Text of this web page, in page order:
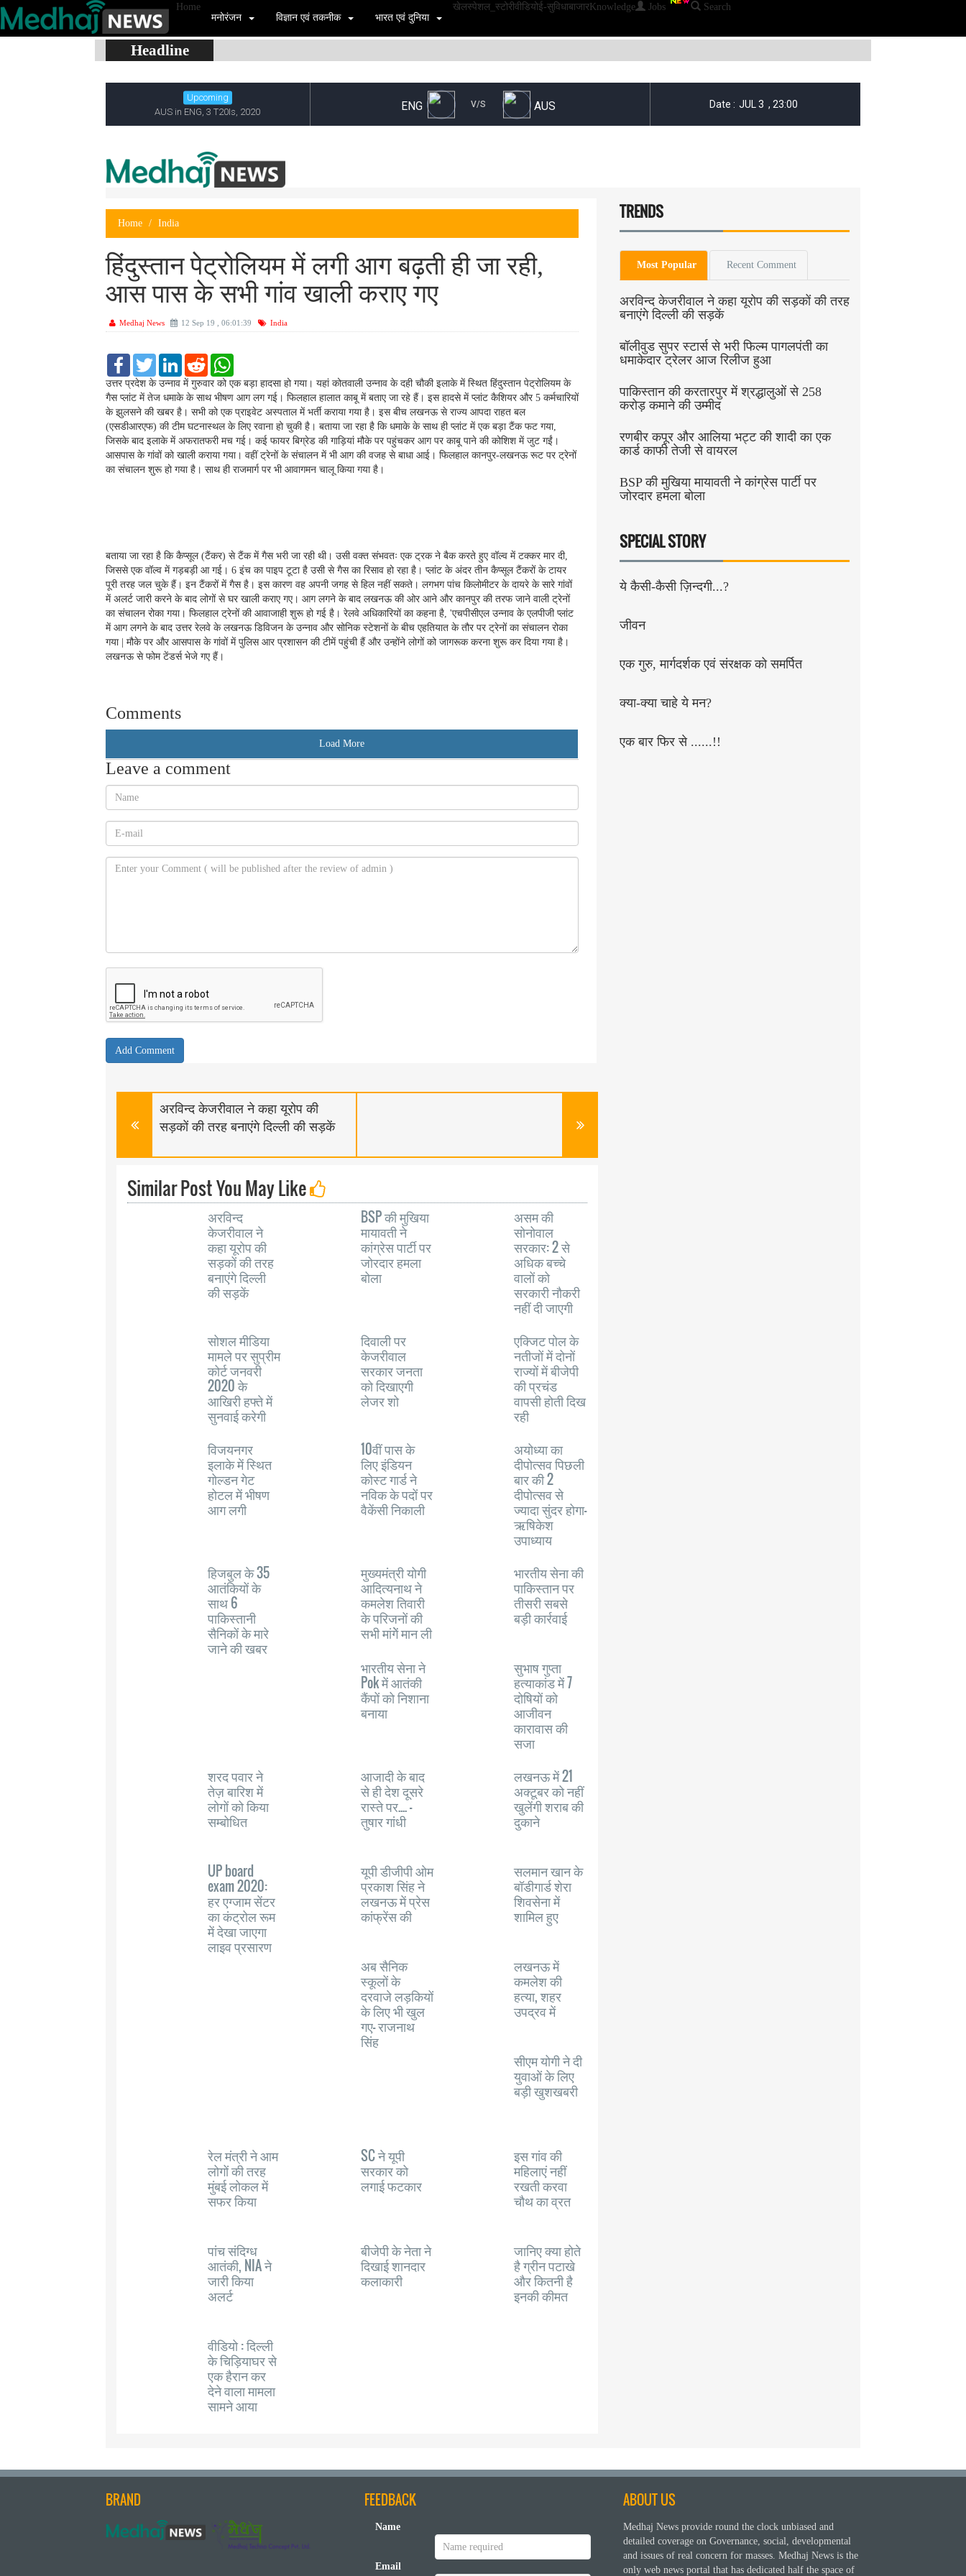
Home
मनोरंजन
विज्ञान एवं तकनीक भारत एवं दुनिया
खेलस्पेशल_स्टोरीवीडियोई-सुविधाबाजार Knowledge Jobs Search
Headline
Home India
हिंदुस्तान पेट्रोलियम में लगी आग बढ़ती ही जा रही,
आस पास के सभी गांव खाली कराए गए
Medhaj News 12 Sep 19 , 06:01:39 India
F
c
e
o
o
k
T
i
t
e
L
n
k
d
I
n
R
d
d
t
a
A
p
p
उत्तर प्रदेश के उन्नाव में गुरुवार को एक बड़ा हादसा हो गया। यहां कोतवाली उन्नाव के दही चौकी इलाके में स्थित हिंदुस्‍तान पेट्रोलियम के
गैस प्‍लांट में तेज धमाके के साथ भीषण आग लग गई। फिलहाल हालात काबू में बताए जा रहे हैं। इस हादसे में प्लांट कैशियर और 5 कर्मचारियों
के झुलसने की खबर है। सभी को एक प्राइवेट अस्पताल में भर्ती कराया गया है। इस बीच लखनऊ से राज्य आपदा राहत बल
(एसडीआरएफ) की टीम घटनास्थल के लिए रवाना हो चुकी है। बताया जा रहा है कि धमाके के साथ ही प्लांट में एक बड़ा टैंक फट गया,
जिसके बाद इलाके में अफरातफरी मच गई। कई फायर बिग्रेड की गाड़ियां मौके पर पहुंचकर आग पर काबू पाने की कोशिश में जुट गईं।
आसपास के गांवों को खाली कराया गया। वहीं ट्रेनों के संचालन में भी आग की वजह से बाधा आई। फिलहाल कानपुर-लखनऊ रूट पर ट्रेनों
का संचालन शुरू हो गया है। साथ ही राजमार्ग पर भी आवागमन चालू किया गया है।
बताया जा रहा है कि कैप्सूल (टैंकर) से टैंक में गैस भरी जा रही थी। उसी वक्त संभवतः एक ट्रक ने बैक करते हुए वॉल्व में टक्कर मार दी,
जिससे एक वॉल्व में गड़बड़ी आ गई। 6 इंच का पाइप टूटा है उसी से गैस का रिसाव हो रहा है। प्लांट के अंदर तीन कैप्सूल टैंकरों के टायर
पूरी तरह जल चुके हैं। इन टैंकरों में गैस है। इस कारण वह अपनी जगह से हिल नहीं सकते। लगभग पांच किलोमीटर के दायरे के सारे गांवों
में अलर्ट जारी करने के बाद लोगों से घर खाली कराए गए। आग लगने के बाद लखनऊ की ओर आने और कानपुर की तरफ जाने वाली ट्रेनों
का संचालन रोका गया। फिलहाल ट्रेनों की आवाजाही शुरू हो गई है। रेलवे अधिकारियों का कहना है, 'एचपीसीएल उन्नाव के एलपीजी प्लांट
में आग लगने के बाद उत्तर रेलवे के लखनऊ डिविजन के उन्नाव और सोनिक स्टेशनों के बीच एहतियात के तौर पर ट्रेनों का संचालन रोका
गया | मौके पर और आसपास के गांवों में पुलिस आर प्रशासन की टीमें पहुंची हैं और उन्होंने लोगों को जागरूक करना शुरू कर दिया गया है।
लखनऊ से फोम टेंडर्स भेजे गए हैं।
Comments
Load More
Leave a comment
अरविन्द केजरीवाल ने कहा यूरोप की
सड़कों की तरह बनाएंगे दिल्ली की सड़कें
Similar Post You May Like
अरविन्द
केजरीवाल ने
कहा यूरोप की
सड़कों की तरह
बनाएंगे दिल्ली
की सड़कें
BSP की मुखिया
मायावती ने
कांग्रेस पार्टी पर
जोरदार हमला
बोला
असम की
सोनोवाल
सरकार: 2 से
अधिक बच्चे
वालों को
सरकारी नौकरी
नहीं दी जाएगी
सोशल मीडिया
मामले पर सुप्रीम
कोर्ट जनवरी
2020 के
आखिरी हफ्ते में
सुनवाई करेगी
दिवाली पर
केजरीवाल
सरकार जनता
को दिखाएगी
लेजर शो
एक्जिट पोल के
नतीजों में दोनों
राज्यों में बीजेपी
की प्रचंड
वापसी होती दिख
रही
विजयनगर
इलाके में स्थित
गोल्डन गेट
होटल में भीषण
आग लगी
10वीं पास के
लिए इंडियन
कोस्ट गार्ड ने
नविक के पदों पर
वैकेंसी निकाली
अयोध्या का
दीपोत्सव पिछली
बार की 2
दीपोत्सव से
ज्यादा सुंदर होगा-
ऋषिकेश
उपाध्याय
हिजबुल के 35
आतंकियों के
साथ 6
पाकिस्तानी
सैनिकों के मारे
जाने की खबर
मुख्यमंत्री योगी
आदित्यनाथ ने
कमलेश तिवारी
के परिजनों की
सभी मांगेें मान ली
भारतीय सेना की
पाकिस्तान पर
तीसरी सबसे
बड़ी कार्रवाई
भारतीय सेना ने
Pok में आतंकी
कैंपों को निशाना
बनाया
सुभाष गुप्ता
हत्याकांड में 7
दोषियों को
आजीवन
कारावास की
सजा
शरद पवार ने
तेज़ बारिश में
लोगों को किया
सम्बोधित
आजादी के बाद
से ही देश दूसरे
रास्ते पर.... -
तुषार गांधी
लखनऊ में 21
अक्टूबर को नहीं
खुलेंगी शराब की
दुकाने
UP board
exam 2020:
हर एग्जाम सेंटर
का कंट्रोल रूम
में देखा जाएगा
लाइव प्रसारण
यूपी डीजीपी ओम
प्रकाश सिंह ने
लखनऊ में प्रेस
कांफ्रेंस की
सलमान खान के
बॉडीगार्ड शेरा
शिवसेना में
शामिल हुए
अब सैनिक
स्कूलों के
दरवाजे लड़कियों
के लिए भी खुल
गए- राजनाथ
सिंह
लखनऊ में
कमलेश की
हत्या, शहर
उपद्रव में
सीएम योगी ने दी
युवाओं के लिए
बड़ी खुशखबरी
रेल मंत्री ने आम
लोगों की तरह
मुंबई लोकल में
सफर किया
SC ने यूपी
सरकार को
लगाई फटकार
इस गांव की
महिलाएं नहीं
रखती करवा
चौथ का व्रत
पांच संदिग्ध
आतंकी, NIA ने
जारी किया
अलर्ट
बीजेपी के नेता ने
दिखाई शानदार
कलाकारी
जानिए क्या होते
है ग्रीन पटाखे
और कितनी है
इनकी कीमत
वीडियो : दिल्ली
के चिड़ियाघर से
एक हैरान कर
देने वाला मामला
सामने आया
TRENDS
Most Popular Recent Comment
अरविन्द केजरीवाल ने कहा यूरोप की सड़कों की तरह
बनाएंगे दिल्ली की सड़कें
बॉलीवुड सुपर स्टार्स से भरी फिल्म पागलपंती का
धमाकेदार ट्रेलर आज रिलीज हुआ
पाकिस्तान की करतारपुर में श्रद्धालुओं से 258
करोड़ कमाने की उम्मीद
रणबीर कपूर और आलिया भट्ट की शादी का एक
कार्ड काफी तेजी से वायरल
BSP की मुखिया मायावती ने कांग्रेस पार्टी पर
जोरदार हमला बोला
SPECIAL STORY
ये कैसी-कैसी ज़िन्दगी...?
जीवन
एक गुरु, मार्गदर्शक एवं संरक्षक को समर्पित
क्या-क्या चाहे ये मन?
एक बार फिर से ......!!
BRAND FEEDBACK
Name
Email
ABOUT US
Medhaj News provide round the clock unbiased and
detailed coverage on Governance, social, developmental
and issues of real concern for masses. Medhaj News is the
only web news portal that has dedicated half the space of